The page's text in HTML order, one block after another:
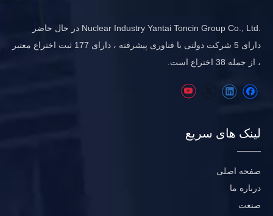
.Nuclear Industry Yantai Toncin Group Co., Ltd در حال حاضر
دارای 5 شرکت دولتی با فناوری پیشرفته ، دارای 177 ثبت اختراع معتبر
، از جمله 38 اختراع است.
لینک های سریع
صفحه اصلی
درباره ما
صنعت